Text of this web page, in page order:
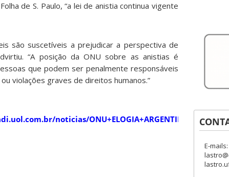
de S. Paulo, “a lei de anistia continua vigente
são suscetíveis a prejudicar a perspectiva de
“A posição da ONU sobre as anistias é
que podem ser penalmente responsáveis
violações graves de direitos humanos.”
noticias/
E-mails: